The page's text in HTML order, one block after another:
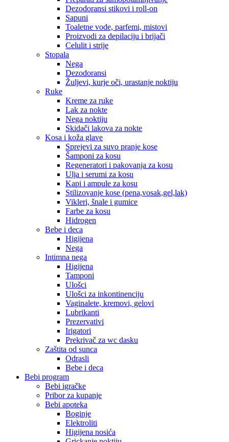
Dezodoransi stikovi i roll-on
Sapuni
Toaletne vode, parfemi, mistovi
Proizvodi za depilaciju i brijači
Celulit i strije
Stopala
Nega
Dezodoransi
Žuljevi, kurje oči, urastanje noktiju
Ruke
Kreme za ruke
Lak za nokte
Nega noktiju
Skidači lakova za nokte
Kosa i koža glave
Sprejevi za suvo pranje kose
Šamponi za kosu
Regeneratori i pakovanja za kosu
Ulja i serumi za kosu
Kapi i ampule za kosu
Stilizovanje kose (pena,vosak,gel,lak)
Vikleri, šnale i gumice
Farbe za kosu
Hidrogen
Bebe i deca
Higijena
Nega
Intimna nega
Higijena
Tamponi
Ulošci
Ulošci za inkontinenciju
Vaginalete, kremovi, gelovi
Lubrikanti
Prezervativi
Irigatori
Prekrivač za wc dasku
Zaštita od sunca
Odrasli
Bebe i deca
Bebi program
Bebi igračke
Pribor za kupanje
Bebi apoteka
Boginje
Elektroliti
Higijena nosića